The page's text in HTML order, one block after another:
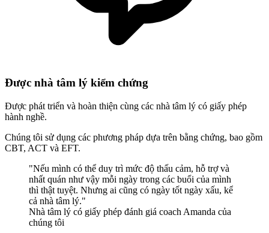
Được nhà tâm lý kiểm chứng
Được phát triển và hoàn thiện cùng các nhà tâm lý có giấy phép
hành nghề.
Chúng tôi sử dụng các phương pháp dựa trên bằng chứng, bao gồm
CBT, ACT và EFT.
"Nếu mình có thể duy trì mức độ thấu cảm, hỗ trợ và
nhất quán như vậy mỗi ngày trong các buổi của mình
thì thật tuyệt. Nhưng ai cũng có ngày tốt ngày xấu, kể
cả nhà tâm lý."
Nhà tâm lý có giấy phép đánh giá coach Amanda của
chúng tôi